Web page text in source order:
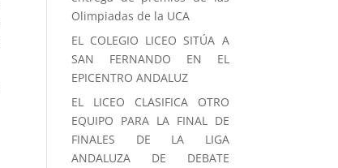
Olimpiadas de la UCA
EL COLEGIO LICEO SITÚA A
SAN FERNANDO EN EL
EPICENTRO ANDALUZ
EL LICEO CLASIFICA OTRO
EQUIPO PARA LA FINAL DE
FINALES DE LA LIGA
ANDALUZA DE DEBATE